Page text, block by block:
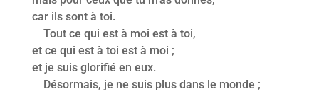
car ils sont à toi.
Tout ce qui est à moi est à toi,
et ce qui est à toi est à moi ;
et je suis glorifié en eux.
Désormais, je ne suis plus dans le monde ;